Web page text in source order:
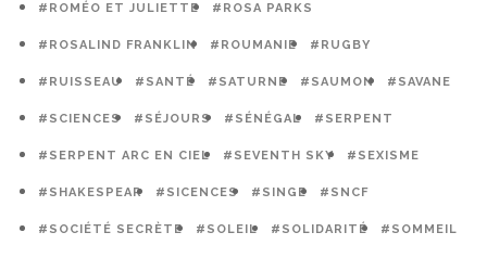
#ROMÉO ET JULIETTE #ROSA PARKS
#ROSALIND FRANKLIN #ROUMANIE #RUGBY
#RUISSEAU #SANTÉ #SATURNE #SAUMON #SAVANE
#SCIENCES #SÉJOURS #SÉNÉGAL #SERPENT
#SERPENT ARC EN CIEL #SEVENTH SKY #SEXISME
#SHAKESPEAR #SICENCES #SINGE #SNCF
#SOCIÉTÉ SECRÈTE #SOLEIL #SOLIDARITÉ #SOMMEIL